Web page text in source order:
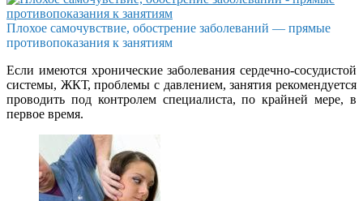
Плохое самочувствие, обострение заболеваний — прямые
противопоказания к занятиям
Если имеются хронические заболевания сердечно-сосудистой
системы, ЖКТ, проблемы с давлением, занятия рекомендуется
проводить под контролем специалиста, по крайней мере, в
первое время.